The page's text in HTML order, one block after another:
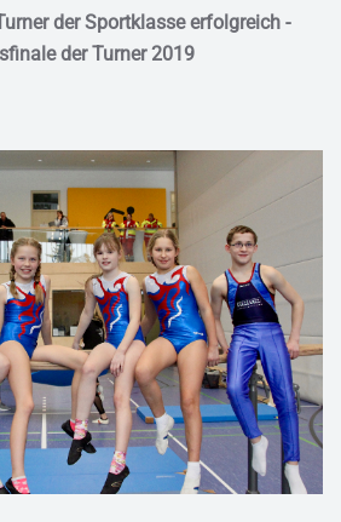
der Sportklasse erfolgreich -
der Turner 2019